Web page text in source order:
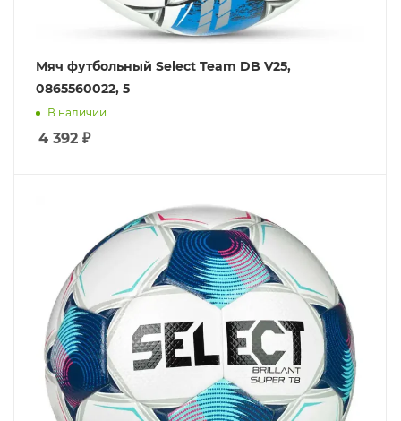
Мяч футбольный Select Team DB V25,
0865560022, 5
В наличии
4 392 ₽